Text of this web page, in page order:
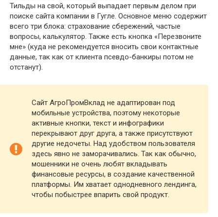
Тильды на свой, который выпадает первым делом при
поиске сайта компании в Гугле. Основное меню содержит
всего три блока: страхование сбережений, частые
вопросы, калькулятор. Также есть кнопка «Перезвоните
мне» (куда не рекомендуется вносить свои контактные
данные, так как от клиента псевдо-банкиры потом не
отстанут).
Сайт АгроПромВклад не адаптирован под
мобильные устройства, поэтому некоторые
активные кнопки, текст и инфографики
перекрывают друг друга, а также присутствуют
другие недочеты. Над удобством пользователя
здесь явно не заморачивались. Так как обычно,
мошенники не очень любят вкладывать
финансовые ресурсы, в создание качественной
платформы. Им хватает однодневного лендинга,
чтобы побыстрее впарить свой продукт.